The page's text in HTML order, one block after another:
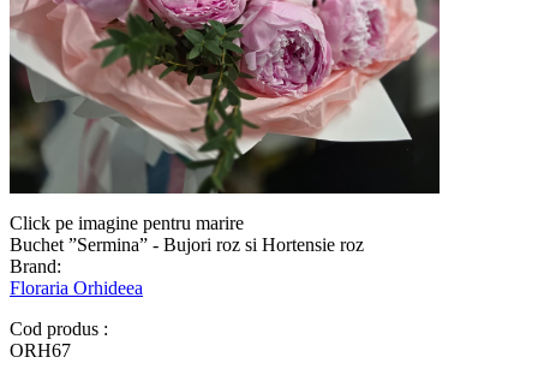
Click pe imagine pentru marire
Buchet ”Sermina” - Bujori roz si Hortensie roz
Brand:
Floraria Orhideea
Cod produs :
ORH67